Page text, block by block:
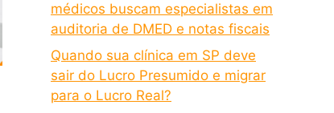
médicos buscam especialistas em
auditoria de DMED e notas fiscais
Quando sua clínica em SP deve
sair do Lucro Presumido e migrar
para o Lucro Real?